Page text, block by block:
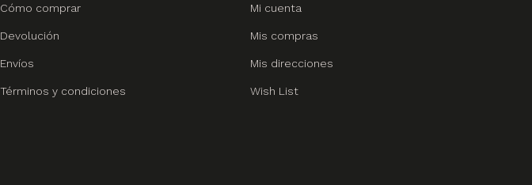
Cómo comprar
Devolución
Envíos
Términos y condiciones
Mi cuenta
Mis compras
Mis direcciones
Wish List